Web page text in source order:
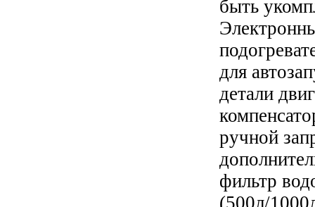
быть
для
детали
ручной
фильтр
(500л/